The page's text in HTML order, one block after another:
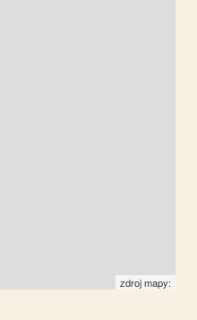
zdroj mapy: